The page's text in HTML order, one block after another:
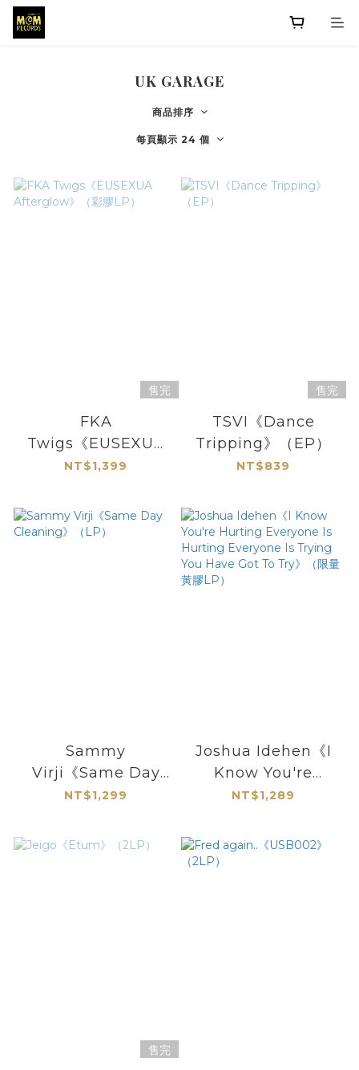
UK GARAGE
商品排序
每頁顯示 24 個
售完
FKA
Twigs《EUSEXUA
Afterglow》（彩膠
NT$1,399
售完
TSVI《Dance
Tripping》（EP）
NT$839
Sammy
Virji《Same Day
Cleaning》（LP）
NT$1,299
Joshua Idehen《I
Know You're
Hurting Everyone
Everyone Is Trying
You Have Got To
NT$1,289
售完